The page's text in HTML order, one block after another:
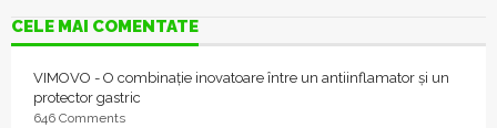
CELE MAI COMENTATE
VIMOVO - O combinație inovatoare între un antiinflamator și un
protector gastric
646 Comments